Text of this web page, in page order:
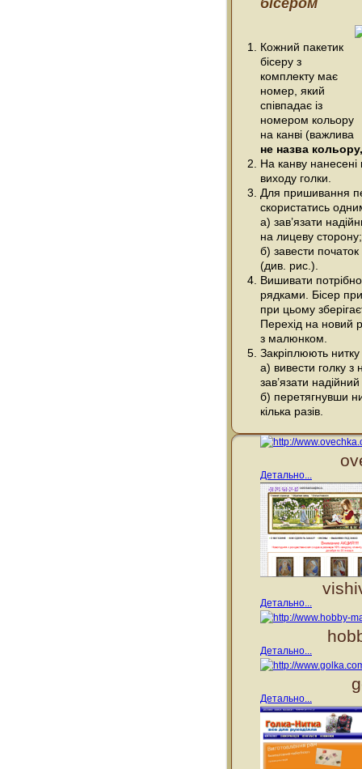
бісером
Кожний пакетик
бісеру з
комплекту має
номер, який
співпадає із
номером кольору
на канві (важлива
не назва
На канву нанесені
виходу голки.
Для пришивання
скористатись
а) зав’язати
на лицеву сторону;
б) завести початок
(див. рис.).
Вишивати
рядками. Бісер
при цьому
Перехід на новий
з малюнком.
Закріплюють
а) вивести голку з
зав’язати
б) перетягнувши
кілька разів.
Детально...
Детально...
Детально...
Детально...